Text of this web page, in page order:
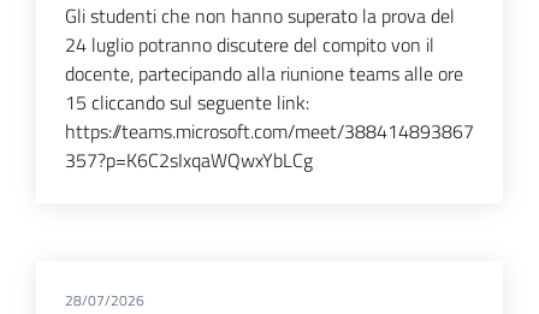
Gli studenti che non hanno superato la prova del
24 luglio potranno discutere del compito von il
docente, partecipando alla riunione teams alle ore
15 cliccando sul seguente link:
https://teams.microsoft.com/meet/388414893867
357?p=K6C2sIxqaWQwxYbLCg
28/07/2026